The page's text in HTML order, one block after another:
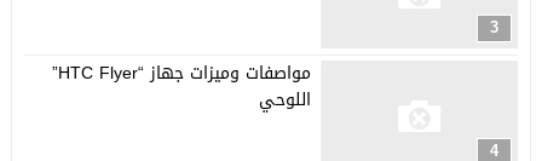
3
4
مواصفات وميزات جهاز “HTC Flyer”
اللوحي